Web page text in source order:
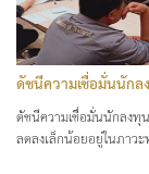
ดัชนีความเชื่อมั่นนัก
ดัชนีความเชื่อมั่นนักลงทุ
ลดลงเล็กน้อยอยู่ในภาวะ